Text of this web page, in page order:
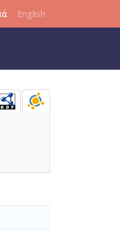
English